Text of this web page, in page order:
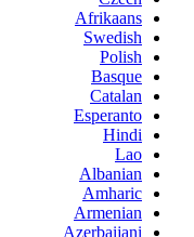
Afrikaans
Swedish
Polish
Basque
Catalan
Esperanto
Hindi
Lao
Albanian
Amharic
Armenian
Azerbaijani